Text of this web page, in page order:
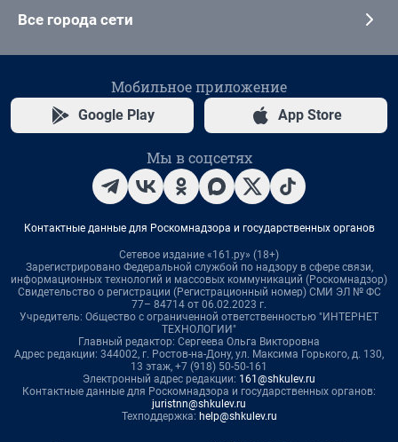
Все города сети
Мобильное приложение
Google Play App Store
Мы в соцсетях
Контактные данные для Роскомнадзора и государственных органов
Сетевое издание «161.ру» (18+)
Зарегистрировано Федеральной службой по надзору в сфере связи,
информационных технологий и массовых коммуникаций (Роскомнадзор)
Свидетельство о регистрации (Регистрационный номер) СМИ ЭЛ № ФС
77– 84714 от 06.02.2023 г.
Учредитель: Общество с ограниченной ответственностью "ИНТЕРНЕТ
ТЕХНОЛОГИИ"
Главный редактор: Сергеева Ольга Викторовна
Адрес редакции: 344002, г. Ростов-на-Дону, ул. Максима Горького, д. 130,
13 этаж, +7 (918) 50-50-161
Электронный адрес редакции: 161@shkulev.ru
Контактные данные для Роскомнадзора и государственных органов:
juristnn@shkulev.ru
Техподдержка: help@shkulev.ru